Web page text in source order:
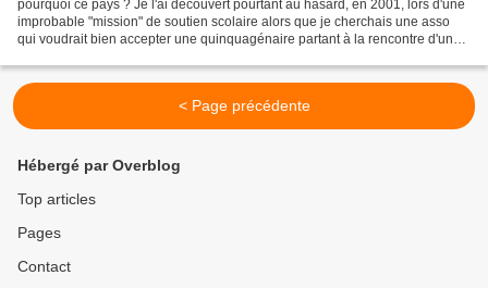
pourquoi ce pays ? Je l'ai découvert pourtant au hasard, en 2001, lors d'une
improbable "mission" de soutien scolaire alors que je cherchais une asso
qui voudrait bien accepter une quinquagénaire partant à la rencontre d'un
< Page précédente
Hébergé par Overblog
Top articles
Pages
Contact